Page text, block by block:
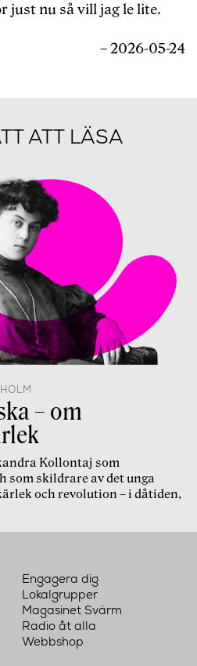
just nu så vill jag le lite.
– 2026-05-24
ATT LÄSA
– om
Kollontaj som
skildrare av det unga
och revolution – i dåtiden,
Engagera dig
Lokalgrupper
Magasinet Svärm
Radio åt alla
Webbshop